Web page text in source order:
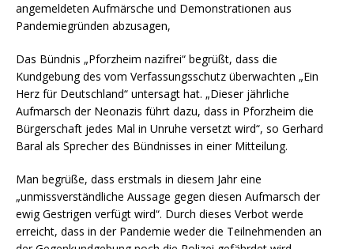
angemeldeten Aufmärsche und Demonstrationen aus
Pandemiegründen abzusagen,
Das Bündnis „Pforzheim nazifrei“ begrüßt, dass die
Kundgebung des vom Verfassungsschutz überwachten „Ein
Herz für Deutschland“ untersagt hat. „Dieser jährliche
Aufmarsch der Neonazis führt dazu, dass in Pforzheim die
Bürgerschaft jedes Mal in Unruhe versetzt wird“, so Gerhard
Baral als Sprecher des Bündnisses in einer Mitteilung.
Man begrüße, dass erstmals in diesem Jahr eine
„unmissverständliche Aussage gegen diesen Aufmarsch der
ewig Gestrigen verfügt wird“. Durch dieses Verbot werde
erreicht, dass in der Pandemie weder die Teilnehmenden an